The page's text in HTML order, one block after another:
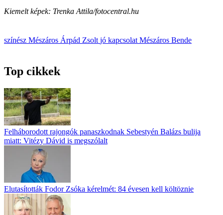
Kiemelt képek: Trenka Attila/fotocentral.hu
színész Mészáros Árpád Zsoltjó kapcsolatMészáros Bende
Top cikkek
Felháborodott rajongók panaszkodnak Sebestyén Balázs bulija
miatt: Vitézy Dávid is megszólalt
Elutasították Fodor Zsóka kérelmét: 84 évesen kell költöznie